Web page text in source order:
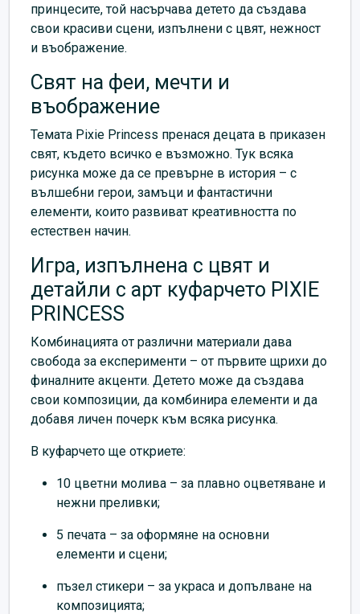
принцесите, той насърчава детето да създава
свои красиви сцени, изпълнени с цвят, нежност
и въображение.
Свят на феи, мечти и
въображение
Темата Pixie Princess пренася децата в приказен
свят, където всичко е възможно. Тук всяка
рисунка може да се превърне в история – с
вълшебни герои, замъци и фантастични
елементи, които развиват креативността по
естествен начин.
Игра, изпълнена с цвят и
детайли с арт куфарчето PIXIE
PRINCESS
Комбинацията от различни материали дава
свобода за експерименти – от първите щрихи до
финалните акценти. Детето може да създава
свои композиции, да комбинира елементи и да
добавя личен почерк към всяка рисунка.
В куфарчето ще откриете:
10 цветни молива – за плавно оцветяване и
нежни преливки;
5 печата – за оформяне на основни
елементи и сцени;
пъзел стикери – за украса и допълване на
композицията;